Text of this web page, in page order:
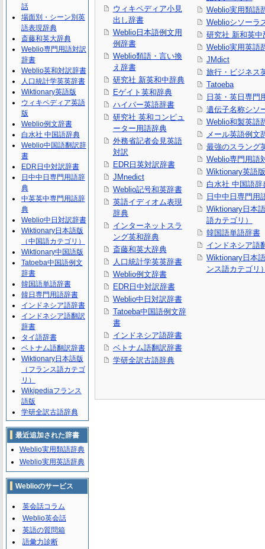
ウィキペディア小見
出し辞書
Weblio日本語例文用
例辞書
Weblio類語・言い換
え辞書
研究社 新英和中辞典
Eゲイト英和辞典
ハイパー英語辞書
研究社 英和コンピュ
ーター用語辞典
外務省記者会見英語
対訳
EDR日英対訳辞書
JMnedict
Weblio記号和英辞書
英語イディオム表現
辞典
インターネットスラ
ング英和辞典
斎藤和英大辞典
人口統計学英英辞書
Weblio例文辞書
EDR日中対訳辞書
Weblio中日対訳辞書
Tatoeba中国語例文辞
書
インドネシア語辞書
ベトナム語翻訳辞書
学研全訳古語辞典
Weblio実用類語
Weblioシソーラ
研究社 新和英中
Weblio実用英語
JMdict
旅行・ビジネス
Tatoeba
日英・英日専門
遺伝子名称シソ
Weblio和製英語
メール英語例文
最強のスラング
Weblio専門用語
Wiktionary英語版
白水社 中国語辞
日中中日専門用
Wiktionary日本
語カテゴリ）
韓国語単語辞書
インドネシア語
Wiktionary日本
ンス語カテゴリ
話
場面別・シーン別英
語表現辞典
斎藤和英大辞典
Weblio専門用語対訳
辞書
Weblio英和対訳辞書
人口統計学英英辞書
Wiktionary英語版
ウィキペディア英語
版
Weblio例文辞書
白水社 中国語辞典
Weblio中国語翻訳辞
書
EDR日中対訳辞書
日中中日専門用語辞
典
中英英中専門用語辞
典
Weblio中日対訳辞書
Wiktionary日本語版
（中国語カテゴリ）
Wiktionary中国語版
Tatoeba中国語例文
辞書
韓国語単語辞書
韓日専門用語辞書
インドネシア語辞書
インドネシア語翻訳
辞書
タイ語辞書
ベトナム語翻訳辞書
Wiktionary日本語版
（フランス語カテゴ
リ）
Wikipediaフランス
語版
学研全訳古語辞典
最近追加された辞書
Weblio実用類語辞典
Weblio実用英語辞典
Weblioのサービス
英会話コラム
Weblio英会話
英語の質問箱
語彙力診断